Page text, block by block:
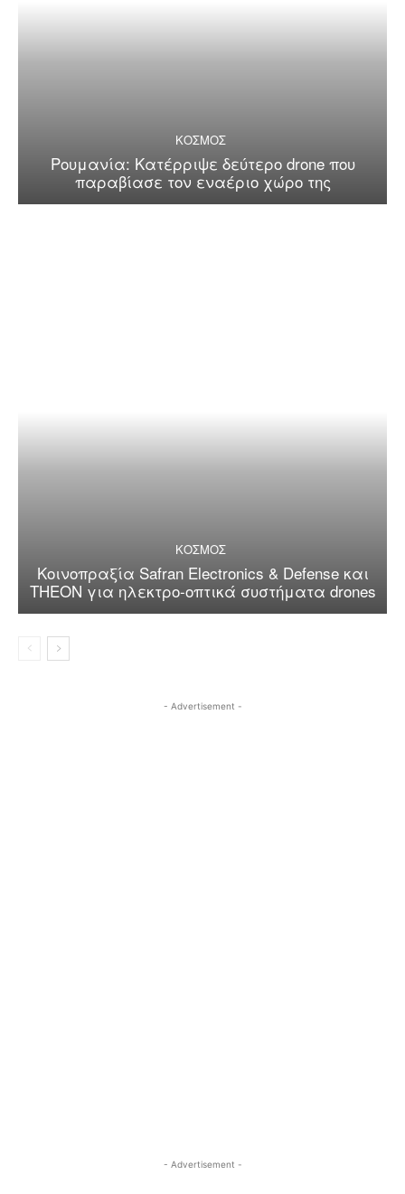
ΚΟΣΜΟΣ
Ρουμανία: Κατέρριψε δεύτερο drone που
παραβίασε τον εναέριο χώρο της
ΚΟΣΜΟΣ
Κοινοπραξία Safran Electronics & Defense και
THEON για ηλεκτρο-οπτικά συστήματα drones
- Advertisement -
- Advertisement -